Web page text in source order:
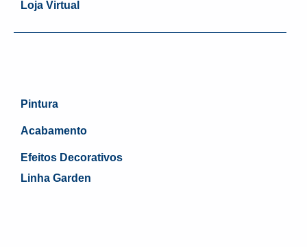
Loja Virtual
Pintura
Acabamento
Efeitos Decorativos
Linha Garden